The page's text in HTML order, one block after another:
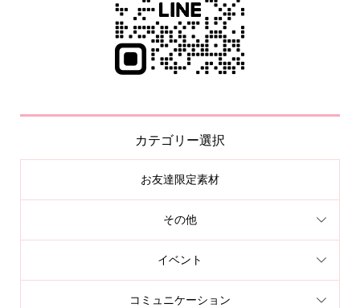
カテゴリー選択
お友達限定素材
その他
イベント
コミュニケーション